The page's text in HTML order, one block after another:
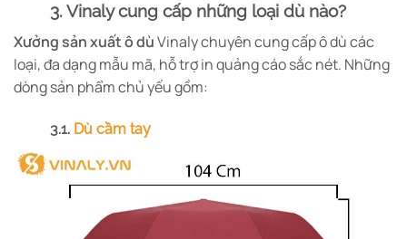
3. Vinaly cung cấp những loại dù nào?
Xưởng sản xuất ô dùVinaly chuyên cung cấp ô dù các
loại, đa dạng mẫu mã, hỗ trợ in quảng cáo sắc nét. Những
dòng sản phẩm chủ yếu gồm:
3.1. Dù cầm tay